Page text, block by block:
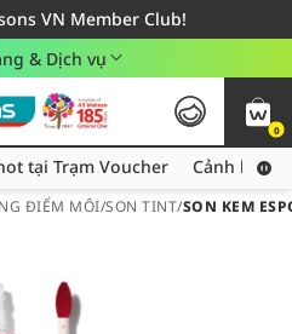
VN Member Club!
cho đơn hàng từ 249,000Đ
dụng khu vực TP. Hồ Chí Minh
& Dịch vụ
0
Thu thập thêm voucher hot tại Trạm Voucher
tại Trạm Voucher Cảnh báo
ĐIỂM MÔI/SON TINT/SON KEM